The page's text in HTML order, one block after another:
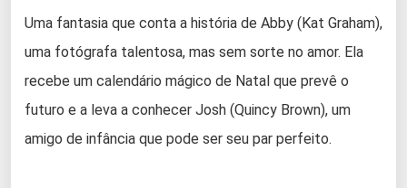
Uma fantasia que conta a história de Abby (Kat Graham),
uma fotógrafa talentosa, mas sem sorte no amor. Ela
recebe um calendário mágico de Natal que prevê o
futuro e a leva a conhecer Josh (Quincy Brown), um
amigo de infância que pode ser seu par perfeito.